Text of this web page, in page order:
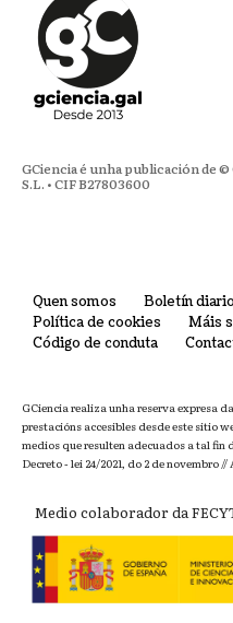
GCiencia é unha publicación de
S.L. • CIF B27803600
Quen somos Boletín diario
Política de cookies
Máis
Código de conduta
GCiencia realiza unha reserva expresa
prestacións accesibles desde este sitio
medios que resulten adecuados a tal fin
Decreto - lei 24/2021, do 2 de novembro
Medio colaborador da